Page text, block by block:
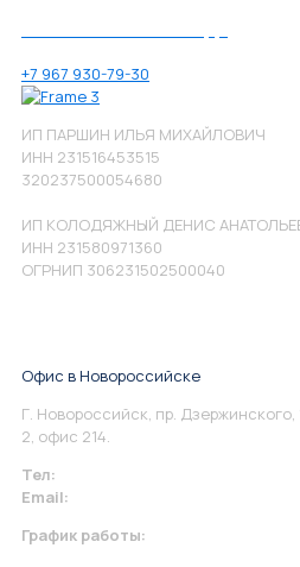
+7 967 930-79-30
ИП ПАРШИН ИЛЬЯ МИХАЙЛОВИЧ
ИНН 231516453515
320237500054680
ИП КОЛОДЯЖНЫЙ ДЕНИС
ИНН 231580971360
ОГРНИП 306231502500040
Офис в Новороссийске
Г. Новороссийск, пр.
2, офис 214.
Тел:
Email:
График работы: